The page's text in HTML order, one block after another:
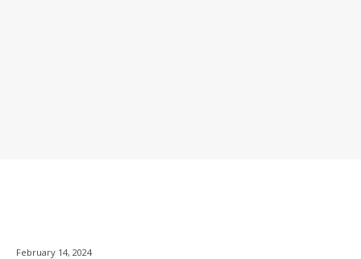
February 14, 2024